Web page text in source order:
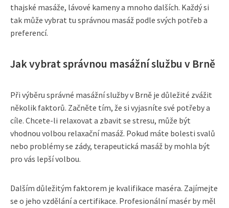
thajské masáže, lávové kameny a mnoho dalších. Každý si
tak může vybrat tu správnou masáž podle svých potřeb a
preferencí.
Jak vybrat správnou masážní službu v Brně
Při výběru správné masážní služby v Brně je důležité zvážit
několik faktorů. Začněte tím, že si vyjasníte své potřeby a
cíle. Chcete-li relaxovat a zbavit se stresu, může být
vhodnou volbou relaxační masáž. Pokud máte bolesti svalů
nebo problémy se zády, terapeutická masáž by mohla být
pro vás lepší volbou.
Dalším důležitým faktorem je kvalifikace maséra. Zajímejte
se o jeho vzdělání a certifikace. Profesionální masér by měl